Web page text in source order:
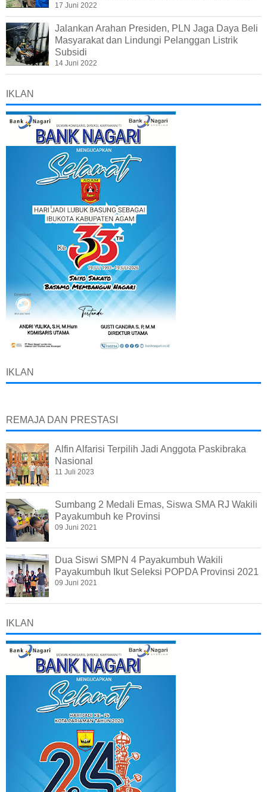
17 Juni 2022
Jalankan Arahan Presiden, PLN Jaga Daya Beli
Masyarakat dan Lindungi Pelanggan Listrik
Subsidi
14 Juni 2022
IKLAN
IKLAN
REMAJA DAN PRESTASI
Alfin Alfarisi Terpilih Jadi Anggota Paskibraka
Nasional
11 Juli 2023
Sumbang 2 Medali Emas, Siswa SMA RJ Wakili
Payakumbuh ke Provinsi
09 Juni 2021
Dua Siswi SMPN 4 Payakumbuh Wakili
Payakumbuh Ikut Seleksi POPDA Provinsi 2021
09 Juni 2021
IKLAN